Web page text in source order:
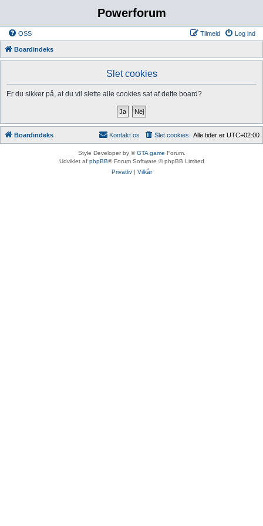
Powerforum
OSS Log ind
Tilmeld
Boardindeks
Slet cookies
Er du sikker på, at du vil slette alle cookies sat af dette board?
Boardindeks Alle tider er UTC+02:00
Slet cookies
Kontakt os
Style Developer by ©GTA game Forum.
Udviklet af phpBB® Forum Software © phpBB Limited
Privatliv| Vilkår